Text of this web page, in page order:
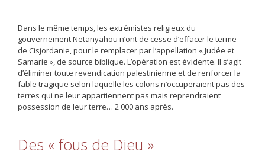
Dans le même temps, les extrémistes religieux du
gouvernement Netanyahou n’ont de cesse d’effacer le terme
de Cisjordanie, pour le remplacer par l’appellation « Judée et
Samarie », de source biblique. L’opération est évidente. Il s’agit
d’éliminer toute revendication palestinienne et de renforcer la
fable tragique selon laquelle les colons n’occuperaient pas des
terres qui ne leur appartiennent pas mais reprendraient
possession de leur terre… 2 000 ans après.
Des « fous de Dieu »